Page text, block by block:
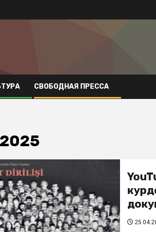
СВОБОДНАЯ ПРЕССА